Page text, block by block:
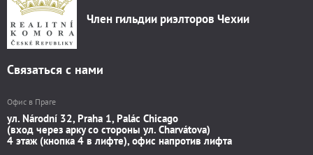
Член гильдии риэлторов Чехии
Связаться с нами
Офис в Праге
ул. Národní 32, Praha 1, Palác Chicago
(вход через арку со стороны ул. Charvátova)
4 этаж (кнопка 4 в лифте), офис напротив лифта